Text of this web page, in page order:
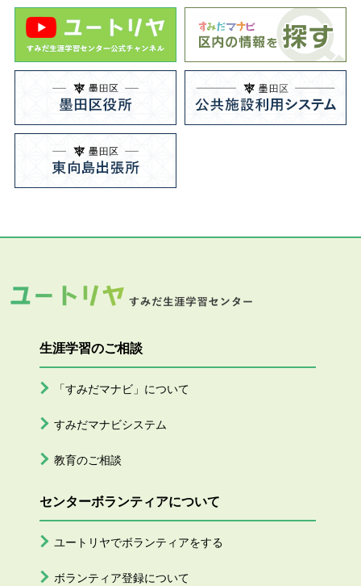
生涯学習のご相談
「すみだマナビ」について
すみだマナビシステム
教育のご相談
センターボランティアについて
ユートリヤでボランティアをする
ボランティア登録について